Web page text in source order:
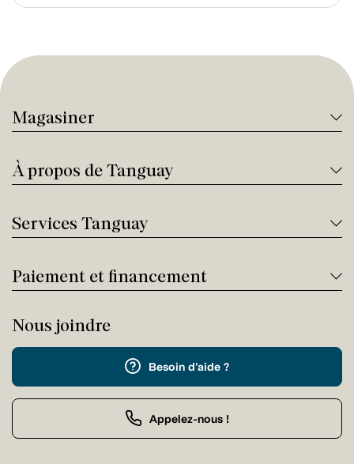
Magasiner
À propos de Tanguay
Services Tanguay
Paiement et financement
Nous joindre
Besoin d'aide ?
Appelez-nous !